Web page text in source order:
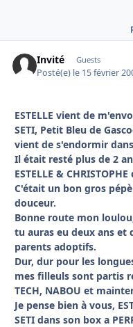
Invité Guests
Posté(e) le 15 février
ESTELLE vient de
SETI, Petit Bleu de
vient de s'endormir
Il était resté plus de 2
ESTELLE &
C'était un bon gros
douceur.
Bonne route mon
tu auras eu deux ans et
parents adoptifs.
Dur, dur pour les
mes filleuls sont partis
TECH, NABOU et
Je pense bien à vous,
SETI dans son box a